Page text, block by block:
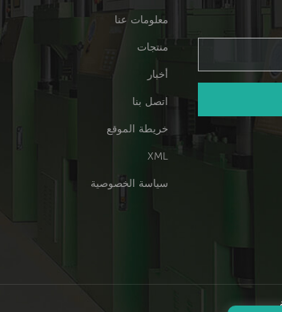
معلومات عنا
منتجات
أخبار
اتصل بنا
خريطة الموقع
XML
سياسة الخصوصية